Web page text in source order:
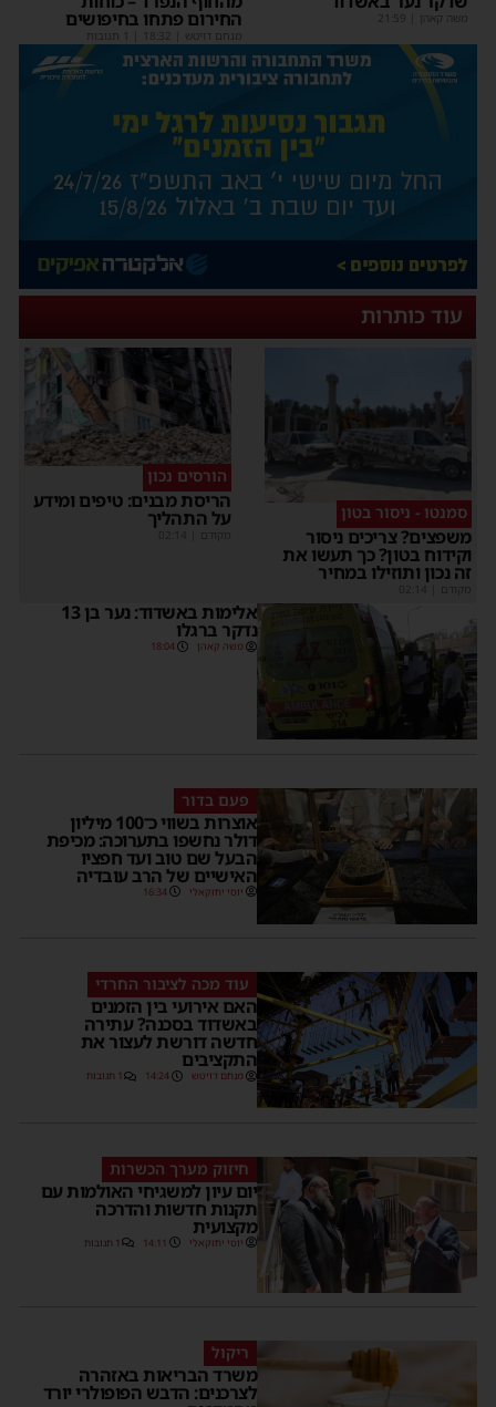
משה קאהן 21:59 החירום פתחו בחיפושים
מנחם דויטש 18:32
עוד כותרות
סמנטו - ניסור בטון
משפצים? צריכים ניסור
וקידוח בטון? כך תעשו את
זה נכון ותוזילו במחיר
מקודם
הורסים נכון
הריסת מבנים: טיפים ומידע
על התהליך
מקודם
אלימות באשדוד: נער בן 13
נדקר ברגלו
משה קאהן 18:04
פעם בדור
אוצרות בשווי כ־100 מיליון
דולר נחשפו בתערוכה: מכיפת
הבעל שם טוב ועד חפציו
האישיים של הרב עובדיה
יוסי יחזקאלי 16:34
עוד מכה לציבור החרדי
האם אירועי בין הזמנים
באשדוד בסכנה? עתירה
חדשה דורשת לעצור את
התקציבים
מנחם דויטש 14:24 1 תגובות
חיזוק מערך הכשרות
יום עיון למשגיחי האולמות עם
תקנות חדשות והדרכה
מקצועית
יוסי יחזקאלי 14:11 1 תגובות
ריקול
משרד הבריאות באזהרה
לצרכנים: הדבש הפופולרי יורד